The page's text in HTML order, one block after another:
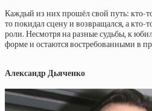
Каждый из них прошёл свой путь: кто-
то покидал сцену и возвращался, а кто-
роли. Несмотря на разные судьбы, к
форме и остаются востребованными в
Александр Дьяченко